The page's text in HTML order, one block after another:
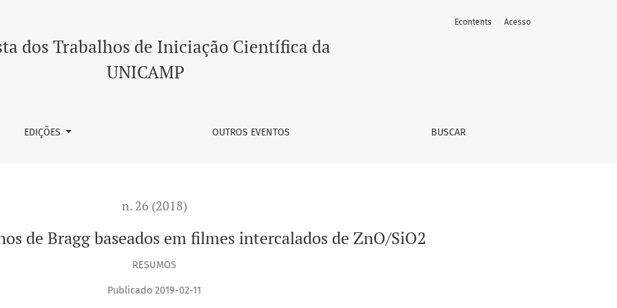
intercalados de ZnO/SiO2
dos Trabalhos de Iniciação Científica da
UNICAMP
EDIÇÕES OUTROS EVENTOS BUSCAR
Econtents Acesso
n. 26 (2018)
de Bragg baseados em filmes intercalados de ZnO/SiO2
RESUMOS
Publicado 2019-02-11